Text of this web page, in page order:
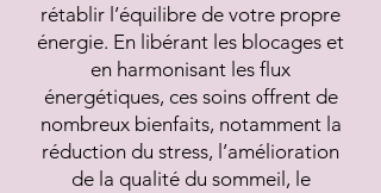
rétablir l’équilibre de votre propre
énergie. En libérant les blocages et
en harmonisant les flux
énergétiques, ces soins offrent de
nombreux bienfaits, notamment la
réduction du stress, l’amélioration
de la qualité du sommeil, le